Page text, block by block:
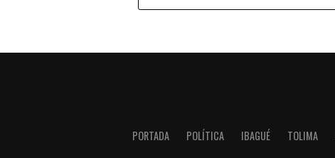
PORTADA POLÍTICA IBAGUÉ TOLIMA